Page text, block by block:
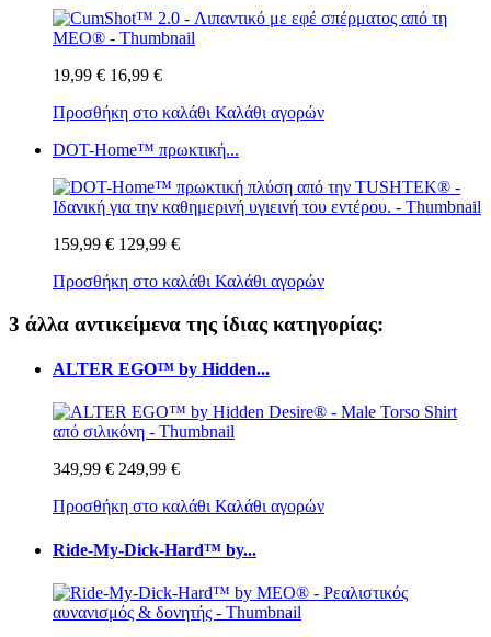
19,99 € 16,99 €
Προσθήκη στο καλάθι Καλάθι αγορών
DOT-Home™ πρωκτική...
159,99 € 129,99 €
Προσθήκη στο καλάθι Καλάθι αγορών
3 άλλα αντικείμενα της ίδιας κατηγορίας:
ALTER EGO™ by Hidden...
349,99 € 249,99 €
Προσθήκη στο καλάθι Καλάθι αγορών
Ride-My-Dick-Hard™ by...